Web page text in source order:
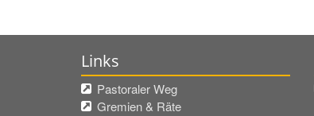
Links
Pastoraler Weg
Gremien & Räte